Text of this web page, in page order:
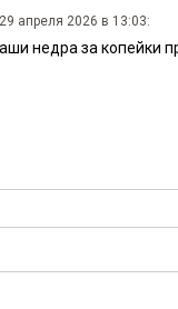
29 апреля 2026 в 13:03:
недра за копейки